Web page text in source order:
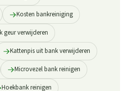
Kosten bankreiniging
geur verwijderen
Kattenpis uit bank verwijderen
Microvezel bank reinigen
Hoekbank reinigen